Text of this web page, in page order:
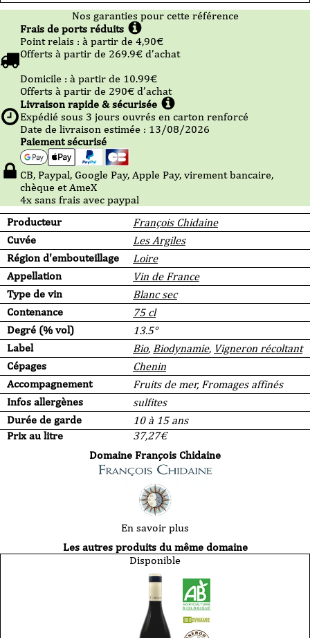
Producteur
François Chidaine
Cuvée
Les Argiles
Région d'embouteillage
Loire
Appellation
Vin de France
Type de vin
Blanc sec
Contenance
75 cl
Degré (% vol)
13.5°
Label
Bio, Biodynamie, Vigneron récoltant
Cépages
Chenin
Accompagnement
Fruits de mer, Fromages affinés
Infos allergènes
sulfites
Durée de garde
10 à 15 ans
Prix au litre
37,27€
Nos garanties pour cette référence
Frais de ports réduits
Point relais : à partir de 4,90€
Offerts à partir de 269.9€ d’achat
Domicile : à partir de 10.99€
Offerts à partir de 290€ d’achat
Livraison rapide & sécurisée
Expédié sous 3 jours ouvrés en carton renforcé
Date de livraison estimée : 13/08/2026
Paiement sécurisé
CB, Paypal, Google Pay, Apple Pay, virement bancaire,
chèque et AmeX
4x sans frais avec paypal
Domaine François Chidaine
En savoir plus
Les autres produits du même domaine
Disponible